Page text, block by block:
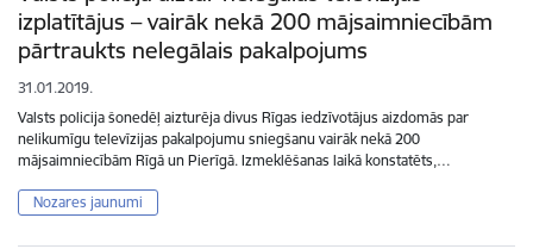
izplatītājus – vairāk nekā 200 mājsaimniecībām
pārtraukts nelegālais pakalpojums
31.01.2019.
Valsts policija šonedēļ aizturēja divus Rīgas iedzīvotājus aizdomās par
nelikumīgu televīzijas pakalpojumu sniegšanu vairāk nekā 200
mājsaimniecībām Rīgā un Pierīgā. Izmeklēšanas laikā konstatēts,…
Nozares jaunumi